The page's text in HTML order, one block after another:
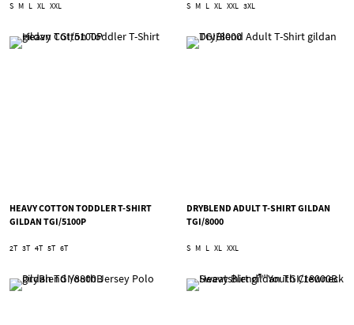
S M L XL XXL S M L XL XXL 3XL
HEAVY COTTON TODDLER T-SHIRT
GILDAN TGI/5100P
2T 3T 4T 5T 6T
DRYBLEND ADULT T-SHIRT GILDAN
TGI/8000
S M L XL XXL